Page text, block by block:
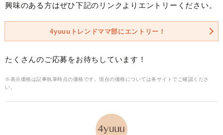
興味のある方はぜひ下記のリンクよりエントリーください。
4yuuuトレンドママ部にエントリー！
たくさんのご応募をお待ちしています！
※表示価格は記事執筆時点の価格です。現在の価格については各サイトでご確認くださ
い。